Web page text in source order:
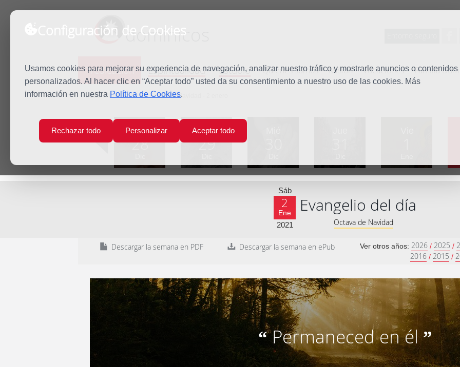
Configuración de Cookies
Usamos cookies para mejorar su experiencia de navegación, analizar nuestro tráfico y mostrarle anuncios o contenidos
personalizados. Al hacer clic en “Aceptar todo” usted da su consentimiento a nuestro uso de las cookies. Más
información en nuestra Política de Cookies.
Rechazar todo Personalizar Aceptar todo
dominicos
Predicación Espiritualidad Estudio Quiénes somos Misión Vocaciones Familia
Inicio Predicación Ferias de Navidad - 2 enero
Lun
28
Mar
29
Sáb
2
Ene
2021
Evangelio del día
Octava de Navidad
Descargar la semana en PDF Descargar la semana en ePub Ver otros años: 2026 / 2025 /
2016 / 2015 /
“Permaneced en él”